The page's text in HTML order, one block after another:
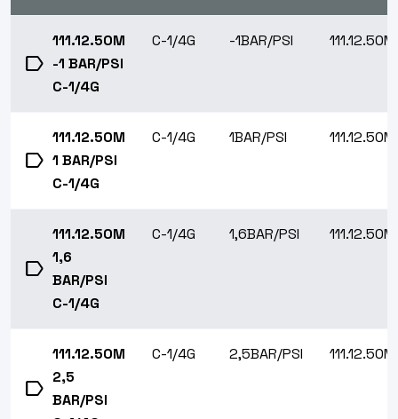
label
111.12.50M
-1 BAR/PSI
C-1/4G
C-1/4G -1BAR/PSI 111.12.50M
label
111.12.50M
1 BAR/PSI
C-1/4G
C-1/4G 1BAR/PSI 111.12.50M
label
111.12.50M
1,6
BAR/PSI
C-1/4G
C-1/4G 1,6BAR/PSI 111.12.50M
label
111.12.50M
2,5
BAR/PSI
C-1/4G 2,5BAR/PSI 111.12.50M